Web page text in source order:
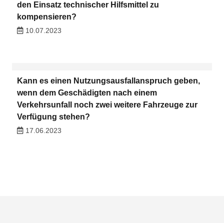
den Einsatz technischer Hilfsmittel zu
kompensieren?
10.07.2023
Kann es einen Nutzungsausfallanspruch geben,
wenn dem Geschädigten nach einem
Verkehrsunfall noch zwei weitere Fahrzeuge zur
Verfügung stehen?
17.06.2023